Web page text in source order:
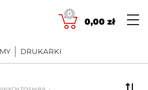
0
0,00 zł
DRUKARKI